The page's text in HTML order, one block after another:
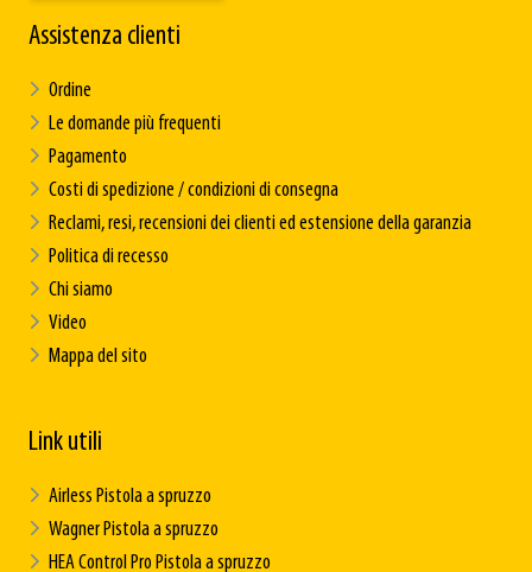
Assistenza clienti
Ordine
Le domande più frequenti
Pagamento
Costi di spedizione / condizioni di consegna
Reclami, resi, recensioni dei clienti ed estensione della garanzia
Politica di recesso
Chi siamo
Video
Mappa del sito
Link utili
Airless Pistola a spruzzo
Wagner Pistola a spruzzo
HEA Control Pro Pistola a spruzzo